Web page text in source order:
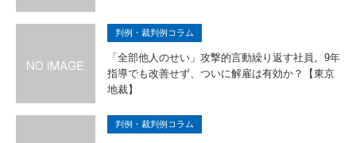
判例・裁判例コラム
「全部他人のせい」攻撃的言動繰り返す社員。9年
指導でも改善せず、ついに解雇は有効か？【東京
地裁】
判例・裁判例コラム